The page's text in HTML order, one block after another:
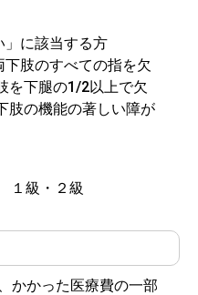
」に該当する方
下肢のすべての指を欠
を下腿の1/2以上で欠
肢の機能の著しい障が
級・２級
かかった医療費の一部